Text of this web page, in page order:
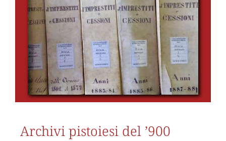
Archivi pistoiesi del ’900